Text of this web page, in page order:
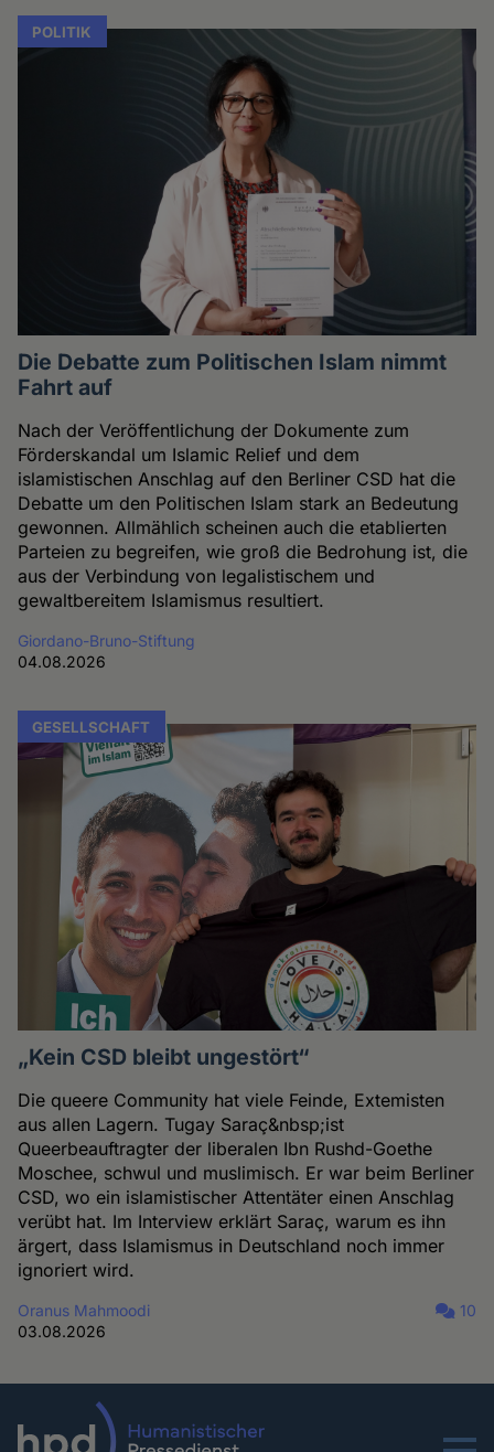
POLITIK
Die Debatte zum Politischen Islam nimmt
Fahrt auf
Nach der Veröffentlichung der Dokumente zum
Förderskandal um Islamic Relief und dem
islamistischen Anschlag auf den Berliner CSD hat die
Debatte um den Politischen Islam stark an Bedeutung
gewonnen. Allmählich scheinen auch die etablierten
Parteien zu begreifen, wie groß die Bedrohung ist, die
aus der Verbindung von legalistischem und
gewaltbereitem Islamismus resultiert.
Giordano-Bruno-Stiftung
04.08.2026
GESELLSCHAFT
„Kein CSD bleibt ungestört“
Die queere Community hat viele Feinde, Extemisten
aus allen Lagern. Tugay Saraç&nbsp;ist
Queerbeauftragter der liberalen Ibn Rushd-Goethe
Moschee, schwul und muslimisch. Er war beim Berliner
CSD, wo ein islamistischer Attentäter einen Anschlag
verübt hat. Im Interview erklärt Saraç, warum es ihn
ärgert, dass Islamismus in Deutschland noch immer
ignoriert wird.
Oranus Mahmoodi
03.08.2026
10